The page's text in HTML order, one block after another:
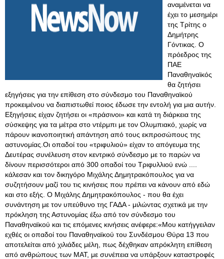
αναμένεται να
έχει το μεσημέρι
της Τρίτης ο
Δημήτρης
Γόντικας. Ο
πρόεδρος της
ΠΑΕ
Παναθηναϊκός
θα ζητήσει
εξηγήσεις για την επίθεση στο σύνδεσμο του Παναθηναϊκού
προκειμένου να διαπιστωθεί ποιος έδωσε την εντολή για μια αυτήν.
Εξηγήσεις είχαν ζητήσει οι «πράσινοι» και κατά τη διάρκεια της
σύσκεψης για τα μέτρα στο ντέρμπι με τον Ολυμπιακό, χωρίς να
πάρουν ικανοποιητική απάντηση από τους εκπροσώπους της
αστυνομίας.Οι οπαδοί του «τριφυλιού» είχαν το απόγευμα της
Δευτέρας συνέλευση στον κεντρικό σύνδεσμο με το παρών να
δίνουν περισσότεροι από 300 οπαδοί του Τριφυλλιού ενώ ....
κάλεσαν και τον δικηγόρο Μιχάλης Δημητρακόπουλος για να
συζητήσουν μαζί του τις κινήσεις που πρέπει να κάνουν από εδώ
και στο εξής. Ο Μιχάλης Δημητρακόπουλος - που θα έχει
συνάντηση με τον υπεύθυνο της ΓΑΔΑ - μιλώντας σχετικά με την
πρόκληση της Αστυνομίας έξω από τον σύνδεσμο του
Παναθηναϊκού και τις επόμενες κινήσεις ανέφερε:«Μου κατήγγειλαν
εχθές οι οπαδοί του Παναθηναϊκού του Συνδέσμου Θύρα 13 που
αποτελείται από χιλιάδες μέλη, πως δέχθηκαν απρόκλητη επίθεση
από ανθρώπους των ΜΑΤ, με συνέπεια να υπάρξουν καταστροφές